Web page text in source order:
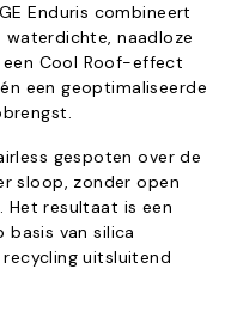
Enduris combineert
waterdichte, naadloze
Cool Roof-effect
een geoptimaliseerde
gespoten over de
sloop, zonder open
Het resultaat is een
basis van silica
uitsluitend